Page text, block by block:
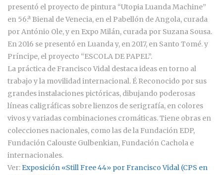
presentó el proyecto de pintura “Utopia Luanda Machine”
en 56.ª Bienal de Venecia, en el Pabellón de Angola, curada
por António Ole, y en Expo Milán, curada por Suzana Sousa.
En 2016 se presentó en Luanda y, en 2017, en Santo Tomé. y
Príncipe, el proyecto “ESCOLA DE PAPEL”.
La práctica de Francisco Vidal destaca ideas en torno al
trabajo y la movilidad internacional. É Reconocido por sus
grandes instalaciones pictóricas, dibujando poderosas
líneas caligráficas sobre lienzos de serigrafía, en colores
vivos y variadas combinaciones cromáticas. Tiene obras en
colecciones nacionales, como las de la Fundación EDP,
Fundación Calouste Gulbenkian, Fundación Cachola e
internacionales.
Ver: Exposición «Still Free 44» por Francisco Vidal (CPS en